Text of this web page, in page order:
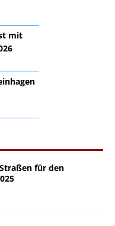
mit
für den